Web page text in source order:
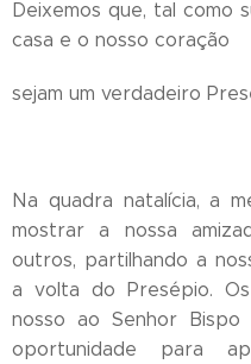
Deixemos que, tal como
casa e o nosso coração
sejam um verdadeiro
Na quadra natalícia, a
mostrar a nossa
outros, partilhando a
a volta do Presépio.
nosso ao Senhor
oportunidade para